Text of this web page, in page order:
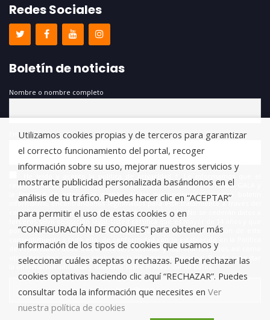
Redes Sociales
Boletín de noticias
Nombre o nombre completo
Email
responsable del tratamiento de estos datos es FUNDACIÓN ANTONIO GALA y
la finalidad de este es la gestión de las suscripciones a nuestro boletín
informativo, encontrándonos legitimados para este tratamiento a través del
consentimiento que nos está otorgando en este acto. No se cederán datos a
terceros salvo obligación legal. Usted certifica que es mayor de 14 años y que
por lo tanto posee la capacidad legal necesaria para la prestación de este
consentimiento y todo ello, de conformidad con lo establecido en la Política
de Privacidad. Puede usted acceder, rectificar y suprimir los datos, así como
otros derechos, como se explica en la información adicional. Puede consultar
la información adicional y detallada sobre Protección de Datos.
Utilizamos cookies propias y de terceros para garantizar
el correcto funcionamiento del portal, recoger
información sobre su uso, mejorar nuestros servicios y
mostrarte publicidad personalizada basándonos en el
análisis de tu tráfico. Puedes hacer clic en “ACEPTAR”
para permitir el uso de estas cookies o en
“CONFIGURACIÓN DE COOKIES” para obtener más
información de los tipos de cookies que usamos y
seleccionar cuáles aceptas o rechazas. Puede rechazar las
cookies optativas haciendo clic aquí “RECHAZAR”. Puedes
consultar toda la información que necesites en Ver
nuestra política de cookies